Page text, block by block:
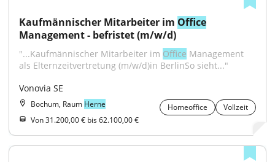
Kaufmännischer Mitarbeiter im Office
Management - befristet (m/w/d)
"...Kaufmännischer Mitarbeiter im Office Management
als Elternzeitvertretung (m/w/d)in BerlinSo sieht..."
Vonovia SE
Bochum, Raum Herne Homeoffice
Vollzeit
Von 31.200,00 € bis 62.100,00 €